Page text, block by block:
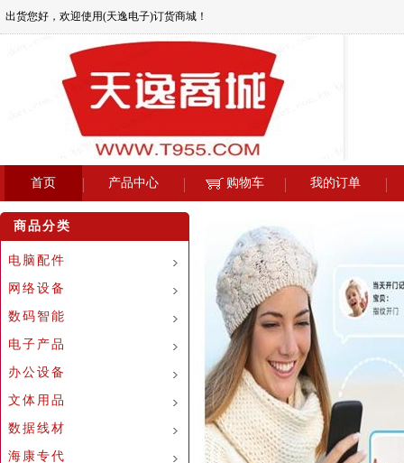
出货您好，欢迎使用(天逸电子)订货商城！
首页 产品中心 购物车 我的订单
商品分类
电脑配件
网络设备
数码智能
电子产品
办公设备
文体用品
数据线材
海康专代